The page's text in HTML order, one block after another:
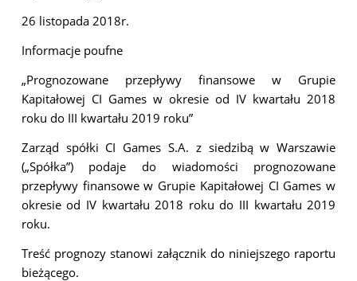
26 listopada 2018r.
Informacje poufne
„Prognozowane przepływy finansowe w Grupie
Kapitałowej CI Games w okresie od IV kwartału 2018
roku do III kwartału 2019 roku”
Zarząd spółki CI Games S.A. z siedzibą w Warszawie
(„Spółka”) podaje do wiadomości prognozowane
przepływy finansowe w Grupie Kapitałowej CI Games w
okresie od IV kwartału 2018 roku do III kwartału 2019
roku.
Treść prognozy stanowi załącznik do niniejszego raportu
bieżącego.